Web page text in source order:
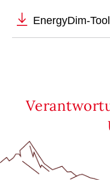
EnergyDim-